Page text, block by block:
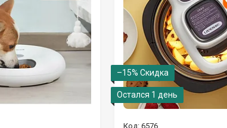
–15%
Остался 1 день
6576